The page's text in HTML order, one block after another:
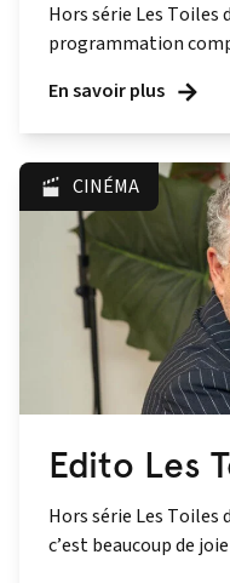
Hors série Les Toiles
programmation
En savoir plus
CINÉMA
Edito Les
Hors série Les Toiles
c’est beaucoup de